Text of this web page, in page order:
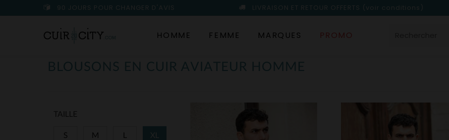
90 JOURS POUR CHANGER D'AVIS LIVRAISON ET RETOUR OFFERTS (voir conditions)
HOMME FEMME MARQUES PROMO
BLOUSONS EN CUIR AVIATEUR HOMME
TAILLE
S M XL